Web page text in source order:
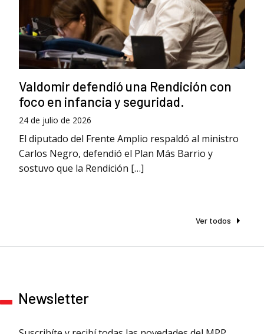
Valdomir defendió una Rendición con
foco en infancia y seguridad.
24 de julio de 2026
El diputado del Frente Amplio respaldó al ministro
Carlos Negro, defendió el Plan Más Barrio y
sostuvo que la Rendición […]
Ver todos
Newsletter